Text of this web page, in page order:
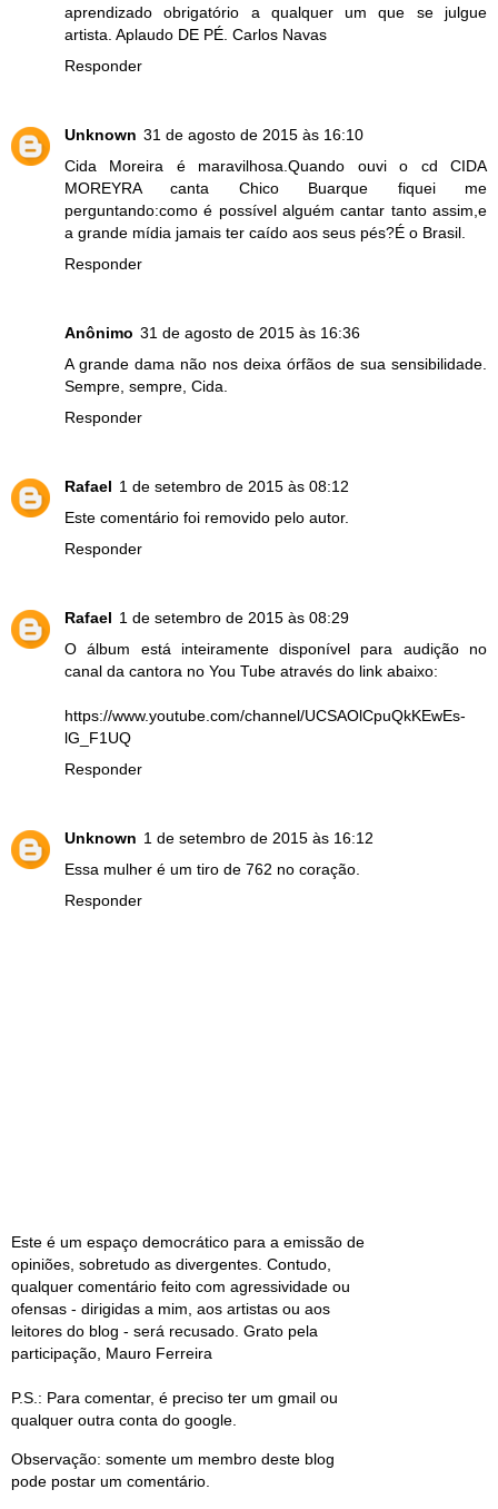
aprendizado obrigatório a qualquer um que se julgue
artista. Aplaudo DE PÉ. Carlos Navas
Responder
Unknown 31 de agosto de 2015 às 16:10
Cida Moreira é maravilhosa.Quando ouvi o cd CIDA
MOREYRA canta Chico Buarque fiquei me
perguntando:como é possível alguém cantar tanto assim,e
a grande mídia jamais ter caído aos seus pés?É o Brasil.
Responder
Anônimo 31 de agosto de 2015 às 16:36
A grande dama não nos deixa órfãos de sua sensibilidade.
Sempre, sempre, Cida.
Responder
Rafael 1 de setembro de 2015 às 08:12
Este comentário foi removido pelo autor.
Responder
Rafael 1 de setembro de 2015 às 08:29
O álbum está inteiramente disponível para audição no
canal da cantora no You Tube através do link abaixo:
https://www.youtube.com/channel/UCSAOlCpuQkKEwEs-
lG_F1UQ
Responder
Unknown 1 de setembro de 2015 às 16:12
Essa mulher é um tiro de 762 no coração.
Responder
Este é um espaço democrático para a emissão de
opiniões, sobretudo as divergentes. Contudo,
qualquer comentário feito com agressividade ou
ofensas - dirigidas a mim, aos artistas ou aos
leitores do blog - será recusado. Grato pela
participação, Mauro Ferreira
P.S.: Para comentar, é preciso ter um gmail ou
qualquer outra conta do google.
Observação: somente um membro deste blog
pode postar um comentário.